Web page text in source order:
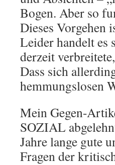
Bogen. Aber so
Dieses Vorgehen
Leider handelt es
derzeit
Dass sich
hemmungslosen
Mein Gegen-
SOZIAL
Jahre lange gute
Fragen der